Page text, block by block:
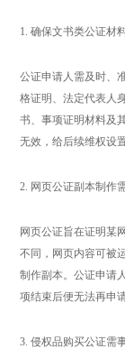
1. 确保文书类公证材
公证申请人需及时、
格证明、法定代表人
书、事项证明材料及
无效，给后续维权设
2. 网页公证副本制作
网页公证旨在证明某
不同，网页内容可被
制作副本。公证申请
项结束后便无法再申
3. 侵权品购买公证需